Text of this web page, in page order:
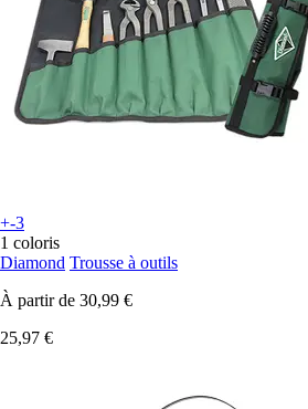
+-3
1 coloris
Diamond Trousse à outils
À partir de 30,99 €
25,97 €